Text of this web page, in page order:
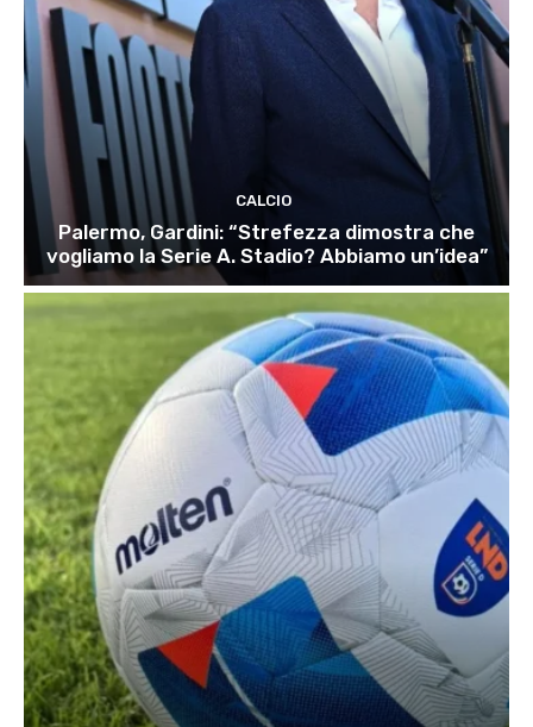
CALCIO
Palermo, Gardini: “Strefezza dimostra che
vogliamo la Serie A. Stadio? Abbiamo un’idea”